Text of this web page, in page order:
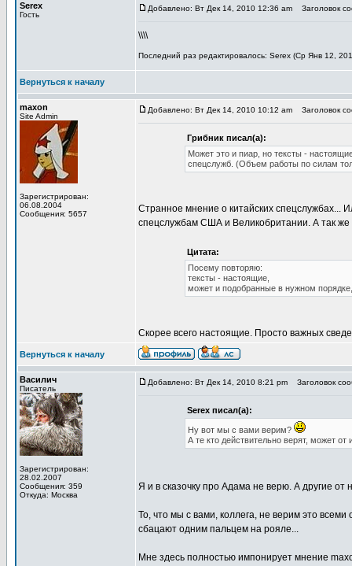
Serex
Гость
Добавлено: Вт Дек 14, 2010 12:36 am Заголовок
\\\\
Последний раз редактировалось: Serex (Ср Янв 12,
Вернуться к началу
maxon
Site Admin
Зарегистрирован:
06.08.2004
Сообщения: 5657
Добавлено: Вт Дек 14, 2010 10:12 am Заголовок
Грибник писал(а):
Может это и пиар, но тексты -
спецслужб. (Объем работы по силам
Странное мнение о китайских спецслужбах...
спецслужбам США и Великобритании. А так
Цитата:
Посему повторяю:
тексты - настоящие,
может и подобранные в нужном
Скорее всего настоящие. Просто важных
Вернуться к началу
Василич
Писатель
Зарегистрирован:
28.02.2007
Сообщения: 359
Откуда: Москва
Добавлено: Вт Дек 14, 2010 8:21 pm Заголовок
Serex писал(а):
Ну вот мы с вами верим?
А те кто действительно верят, может от
Я и в сказочку про Адама не верю. А другие
То, что мы с вами, коллега, не верим это
сбацают одним пальцем на рояле...
Мне здесь полностью импонирует мнение